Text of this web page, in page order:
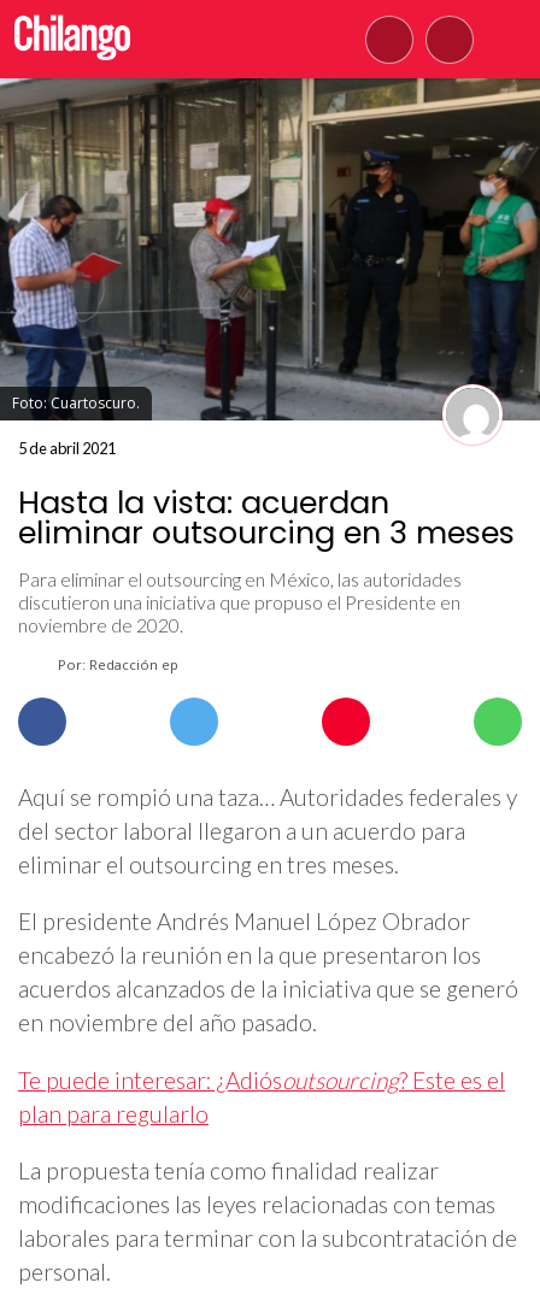
Foto: Cuartoscuro.
5 de abril 2021
Hasta la vista: acuerdan
eliminar outsourcing en 3 meses
Para eliminar el outsourcing en México, las autoridades
discutieron una iniciativa que propuso el Presidente en
noviembre de 2020.
Por: Redacción ep
Aquí se rompió una taza… Autoridades federales y
del sector laboral llegaron a un acuerdo para
eliminar el outsourcing en tres meses.
El presidente Andrés Manuel López Obrador
encabezó la reunión en la que presentaron los
acuerdos alcanzados de la iniciativa que se generó
en noviembre del año pasado.
Te puede interesar: ¿Adiósoutsourcing? Este es el
plan para regularlo
La propuesta tenía como finalidad realizar
modificaciones las leyes relacionadas con temas
laborales para terminar con la subcontratación de
personal.